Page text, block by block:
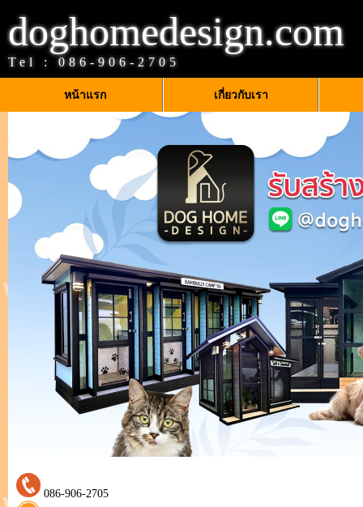
doghomedesign.com
Tel : 086-906-2705
หน้าแรก เกี่ยวกับเรา
086-906-2705